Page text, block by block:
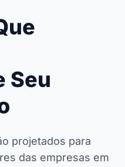
Seu
projetados para
das empresas em